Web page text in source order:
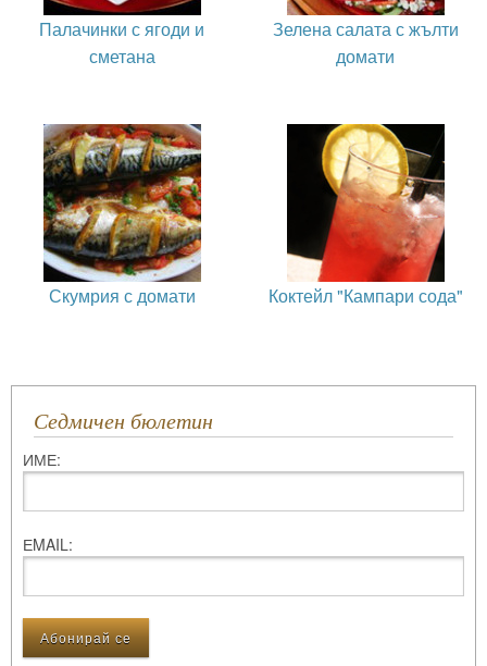
Палачинки с ягоди и
сметана
Зелена салата с жълти
домати
Скумрия с домати Коктейл "Кампари сода"
Седмичен бюлетин
ИМЕ:
ЕMAIL: